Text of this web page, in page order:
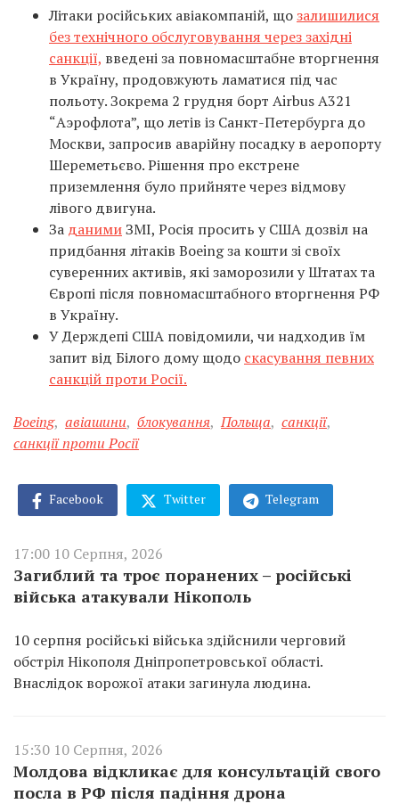
Літаки російських авіакомпаній, щозалишилися
без технічного обслуговування через західні
санкції, введені за повномасштабне вторгнення
в Україну, продовжують ламатися під час
польоту. Зокрема 2 грудня борт Airbus А321
“Аэрофлота”, що летів із Санкт-Петербурга до
Москви, запросив аварійну посадку в аеропорту
Шереметьєво. Рішення про екстрене
приземлення було прийняте через відмову
лівого двигуна.
За данимиЗМІ, Росія просить у США дозвіл на
придбання літаків Boeing за кошти зі своїх
суверенних активів, які заморозили у Штатах та
Європі після повномасштабного вторгнення РФ
в Україну.
У Держдепі США повідомили, чи надходив їм
запит від Білого дому щодо скасування певних
санкцій проти Росії.
Boeing, авіашини, блокування, Польща, санкції,
санкції проти Росії
Facebook Twitter Telegram
17:00 10 Серпня, 2026
Загиблий та троє поранених – російські
війська атакували Нікополь
10 серпня російські війська здійснили черговий
обстріл Нікополя Дніпропетровської області.
Внаслідок ворожої атаки загинула людина.
15:30 10 Серпня, 2026
Молдова відкликає для консультацій свого
посла в РФ після падіння дрона